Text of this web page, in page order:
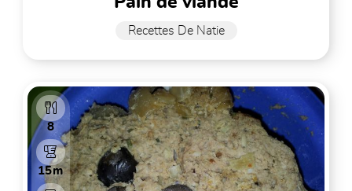
Recettes De Natie
8
15m